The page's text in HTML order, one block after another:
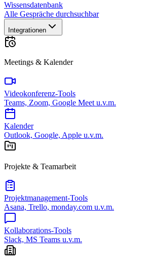
Wissensdatenbank
Alle Gespräche durchsuchbar
Integrationen
Meetings & Kalender
Videokonferenz-Tools
Teams, Zoom, Google Meet u.v.m.
Kalender
Outlook, Google, Apple u.v.m.
Projekte & Teamarbeit
Projektmanagement-Tools
Asana, Trello, monday.com u.v.m.
Kollaborations-Tools
Slack, MS Teams u.v.m.